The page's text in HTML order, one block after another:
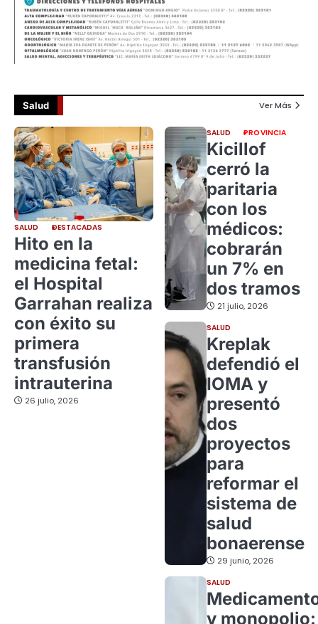
Salud Ver Más
SALUD DESTACADAS
Hito en la
medicina fetal:
el Hospital
Garrahan realiza
con éxito su
primera
transfusión
intrauterina
26 julio, 2026
SALUD PROVINCIA
Kicillof
cerró la
paritaria
con los
médicos:
cobrarán
un 7% en
dos tramos
21 julio, 2026
SALUD
Kreplak
defendió el
IOMA y
presentó
dos
proyectos
para
reformar el
sistema de
salud
bonaerense
29 junio, 2026
SALUD
y monopolio: